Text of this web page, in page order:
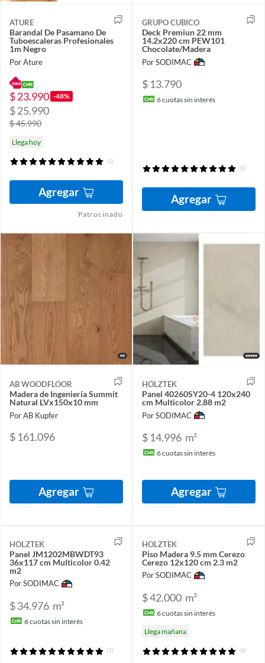
ATURE
Barandal De Pasamano De
Tuboescaleras Profesionales
1m Negro
Por Ature
$ 23.990 -48%
$ 25.990
$ 45.990
Llega hoy
(1)
Agregar
Patrocinado
GRUPO CUBICO
Deck Premiun 22 mm
14.2x220 cm PEW101
Chocolate/Madera
Por SODIMAC
$ 13.790
6cuotas sin interés
(1)
Agregar
AB WOODFLOOR
Madera de Ingeniería Summit
Natural LVx150x10 mm
Por AB Kupfer
$ 161.096
Agregar
HOLZTEK
Panel 40260SY20-4 120x240
cm Multicolor 2.88 m2
Por SODIMAC
$ 14.996 m²
6cuotas sin interés
Agregar
HOLZTEK
Panel JM1202MBWDT93
36x117 cm Multicolor 0.42
m2
Por SODIMAC
$ 34.976 m²
6cuotas sin interés
(1)
HOLZTEK
Piso Madera 9.5 mm Cerezo
Cerezo 12x120 cm 2.3 m2
Por SODIMAC
$ 42.000 m²
6cuotas sin interés
Llega mañana
(6)